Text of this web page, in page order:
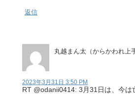
返信
丸越まん太（からかわれ上
2023年3月31日 3:50 PM
RT @odanii0414: 3月31日は、今は